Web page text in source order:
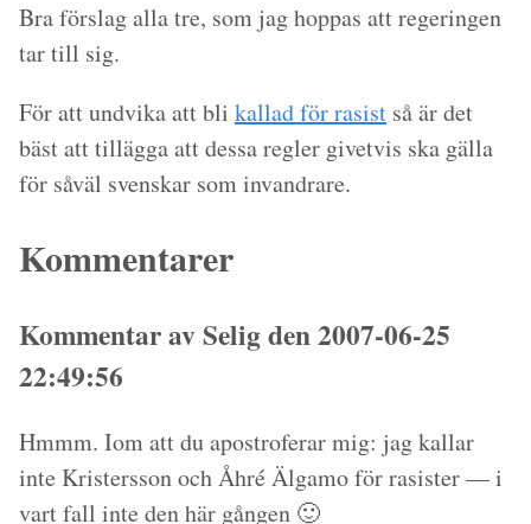
Bra förslag alla tre, som jag hoppas att regeringen
tar till sig.
För att undvika att bli kallad för rasist så är det
bäst att tillägga att dessa regler givetvis ska gälla
för såväl svenskar som invandrare.
Kommentarer
Kommentar av Selig den 2007-06-25
22:49:56
Hmmm. Iom att du apostroferar mig: jag kallar
inte Kristersson och Åhré Älgamo för rasister — i
vart fall inte den här gången 🙂